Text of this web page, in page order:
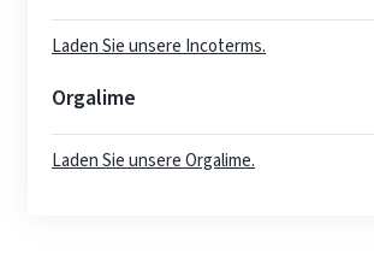
Laden Sie unsere Incoterms.
Orgalime
Laden Sie unsere Orgalime.